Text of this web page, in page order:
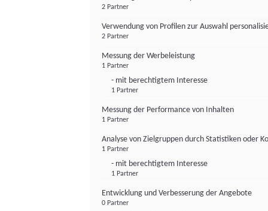
2 Partner
Verwendung von Profilen zur Auswahl
2 Partner
Messung der Werbeleistung
1 Partner
- mit berechtigtem Interesse
1 Partner
Messung der Performance von Inhalten
1 Partner
Analyse von Zielgruppen durch Statistiken oder
1 Partner
- mit berechtigtem Interesse
1 Partner
Entwicklung und Verbesserung der Angebote
0 Partner